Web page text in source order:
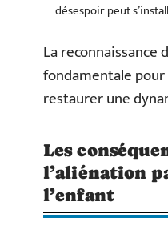
désespoir peut
La reconnaissance
fondamentale
restaurer une
Les
l’aliénation
l’enfant